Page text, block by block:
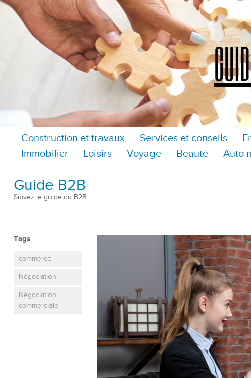
Construction et travaux Services et conseils
Immobilier
Loisirs Voyage Beauté Auto
Guide B2B
Suivez le guide du B2B
Tags
commerce
Négociation
Négociation
commerciale